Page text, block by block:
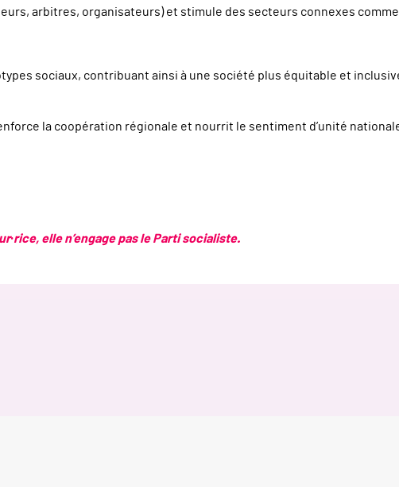
arbitres, organisateurs) et stimule des secteurs connexes
sociaux, contribuant ainsi à une société plus équitable et
la coopération régionale et nourrit le sentiment d’unité
elle n’engage pas le Parti socialiste.